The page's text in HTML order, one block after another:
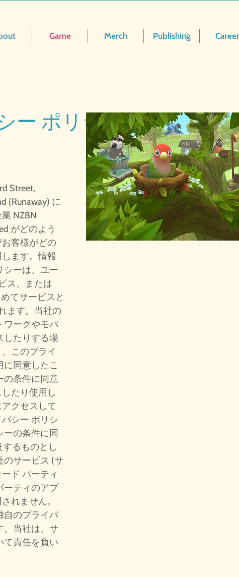
Game Merch Publishing Career
ー ポリシー発効日:
Street,
(Runaway) に
NZBN
がどのよう
客様がどの
ます。情報
シーは、ユー
ス、または
てサービスと
ます。当社の
ワークやモバ
したりする場
このプライ
同意したこ
の条件に同意
たり使用し
クセスして
シー ポリシ
ーの条件に同
るものとし
のサービス (サ
ド パーティ
ーティのアプ
れません。
自のプライバ
。当社は、サ
て責任を負い